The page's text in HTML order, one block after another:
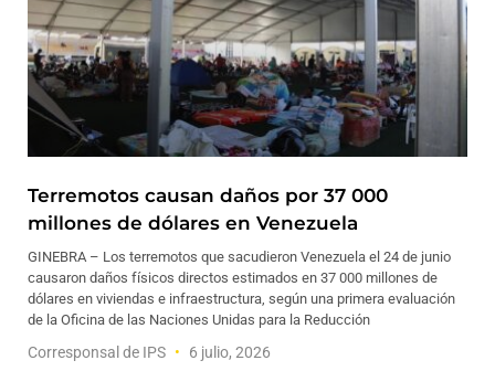
Terremotos causan daños por 37 000
millones de dólares en Venezuela
GINEBRA – Los terremotos que sacudieron Venezuela el 24 de junio
causaron daños físicos directos estimados en 37 000 millones de
dólares en viviendas e infraestructura, según una primera evaluación
de la Oficina de las Naciones Unidas para la Reducción
Corresponsal de IPS 6 julio, 2026